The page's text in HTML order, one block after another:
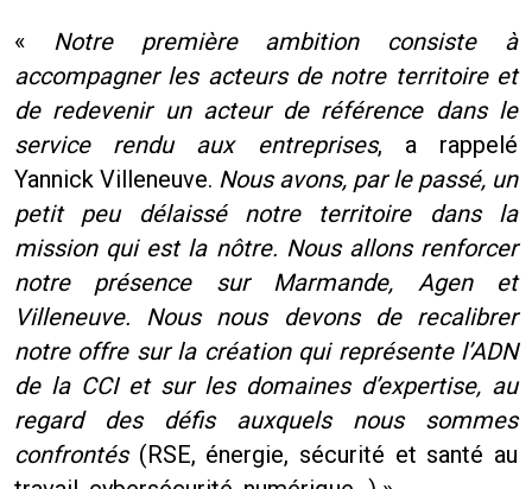
« Notre première ambition consiste à
accompagner les acteurs de notre territoire et
de redevenir un acteur de référence dans le
service rendu aux entreprises, a rappelé
Yannick Villeneuve. Nous avons, par le passé, un
petit peu délaissé notre territoire dans la
mission qui est la nôtre. Nous allons renforcer
notre présence sur Marmande, Agen et
Villeneuve. Nous nous devons de recalibrer
notre offre sur la création qui représente l’ADN
de la CCI et sur les domaines d’expertise, au
regard des défis auxquels nous sommes
confrontés(RSE, énergie, sécurité et santé au